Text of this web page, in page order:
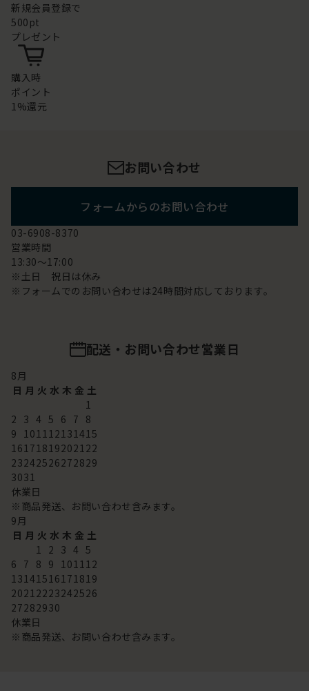
新規会員登録で
500pt
プレゼント
購入時
ポイント
1%還元
お問い合わせ
フォームからのお問い合わせ
03-6908-8370
営業時間
13:30～17:00
※土日 祝日は休み
※フォームでのお問い合わせは24時間対応しております。
配送・お問い合わせ営業日
8月
日 月 火 水 木 金 土
1
2 3 4 5 6 7 8
9 101112131415
16171819202122
23242526272829
3031
休業日
※商品発送、お問い合わせ含みます。
9月
日 月 火 水 木 金 土
1 2 3 4 5
6 7 8 9 101112
13141516171819
20212223242526
27282930
休業日
※商品発送、お問い合わせ含みます。